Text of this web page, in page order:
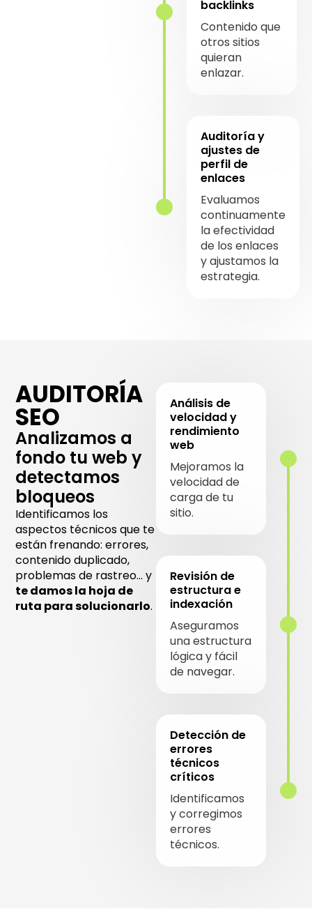
backlinks
Contenido que
otros sitios
quieran
enlazar.
Auditoría y
ajustes de
perfil de
enlaces
Evaluamos
continuamente
la efectividad
de los enlaces
y ajustamos la
estrategia.
AUDITORÍA
SEO
Analizamos a
fondo tu web y
detectamos
bloqueos
Identificamos los
aspectos técnicos que te
están frenando: errores,
contenido duplicado,
problemas de rastreo… y
te damos la hoja de
ruta para solucionarlo.
Análisis de
velocidad y
rendimiento
web
Mejoramos la
velocidad de
carga de tu
sitio.
Revisión de
estructura e
indexación
Aseguramos
una estructura
lógica y fácil
de navegar.
Detección de
errores
técnicos
críticos
Identificamos
y corregimos
errores
técnicos.